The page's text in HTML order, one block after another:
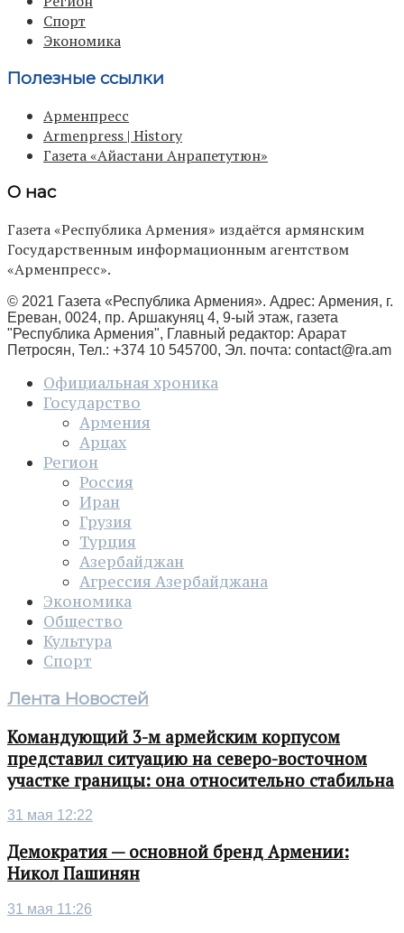
Спорт
Экономика
Полезные ссылки
Арменпресс
Armenpress | History
Газета «Айастани Анрапетутюн»
О нас
Газета «Республика Армения» издаётся армянским
Государственным информационным агентством
«Арменпресс».
© 2021 Газета «Республика Армения». Адрес: Армения, г.
Ереван, 0024, пр. Аршакуняц 4, 9-ый этаж, газета
"Республика Армения", Главный редактор: Арарат
Петросян, Тел.: +374 10 545700, Эл. почта: contact@ra.am
Официальная хроника
Государство
Армения
Арцах
Регион
Россия
Иран
Грузия
Турция
Азербайджан
Агрессия Азербайджана
Экономика
Общество
Культура
Спорт
Лента Новостей
Командующий 3-м армейским корпусом
представил ситуацию на северо-восточном
участке границы: она относительно стабильна
31 мая 12:22
Демократия — основной бренд Армении:
Никол Пашинян
31 мая 11:26